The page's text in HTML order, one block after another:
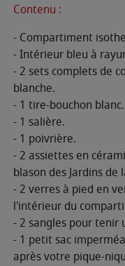
Contenu :
- Compartiment
- Intérieur bleu à
- 2 sets complets de
blanche.
- 1 tire-bouchon blanc.
- 1 salière.
- 1 poivrière.
- 2 assiettes en
blason des Jardins
- 2 verres à pied en
l'intérieur du
- 2 sangles pour tenir
- 1 petit sac
après votre pique-